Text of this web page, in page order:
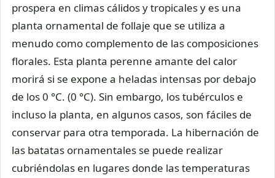
prospera en climas cálidos y tropicales y es una
planta ornamental de follaje que se utiliza a
menudo como complemento de las composiciones
florales. Esta planta perenne amante del calor
morirá si se expone a heladas intensas por debajo
de los 0 °C. (0 °C). Sin embargo, los tubérculos e
incluso la planta, en algunos casos, son fáciles de
conservar para otra temporada. La hibernación de
las batatas ornamentales se puede realizar
cubriéndolas en lugares donde las temperaturas